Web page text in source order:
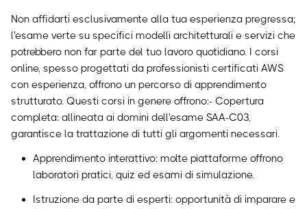
Non affidarti esclusivamente alla tua esperienza pregressa;
l'esame verte su specifici modelli architetturali e servizi che
potrebbero non far parte del tuo lavoro quotidiano. I corsi
online, spesso progettati da professionisti certificati AWS
con esperienza, offrono un percorso di apprendimento
strutturato. Questi corsi in genere offrono:- Copertura
completa: allineata ai domini dell'esame SAA-C03,
garantisce la trattazione di tutti gli argomenti necessari.
Apprendimento interattivo: molte piattaforme offrono
laboratori pratici, quiz ed esami di simulazione.
Istruzione da parte di esperti: opportunità di imparare e